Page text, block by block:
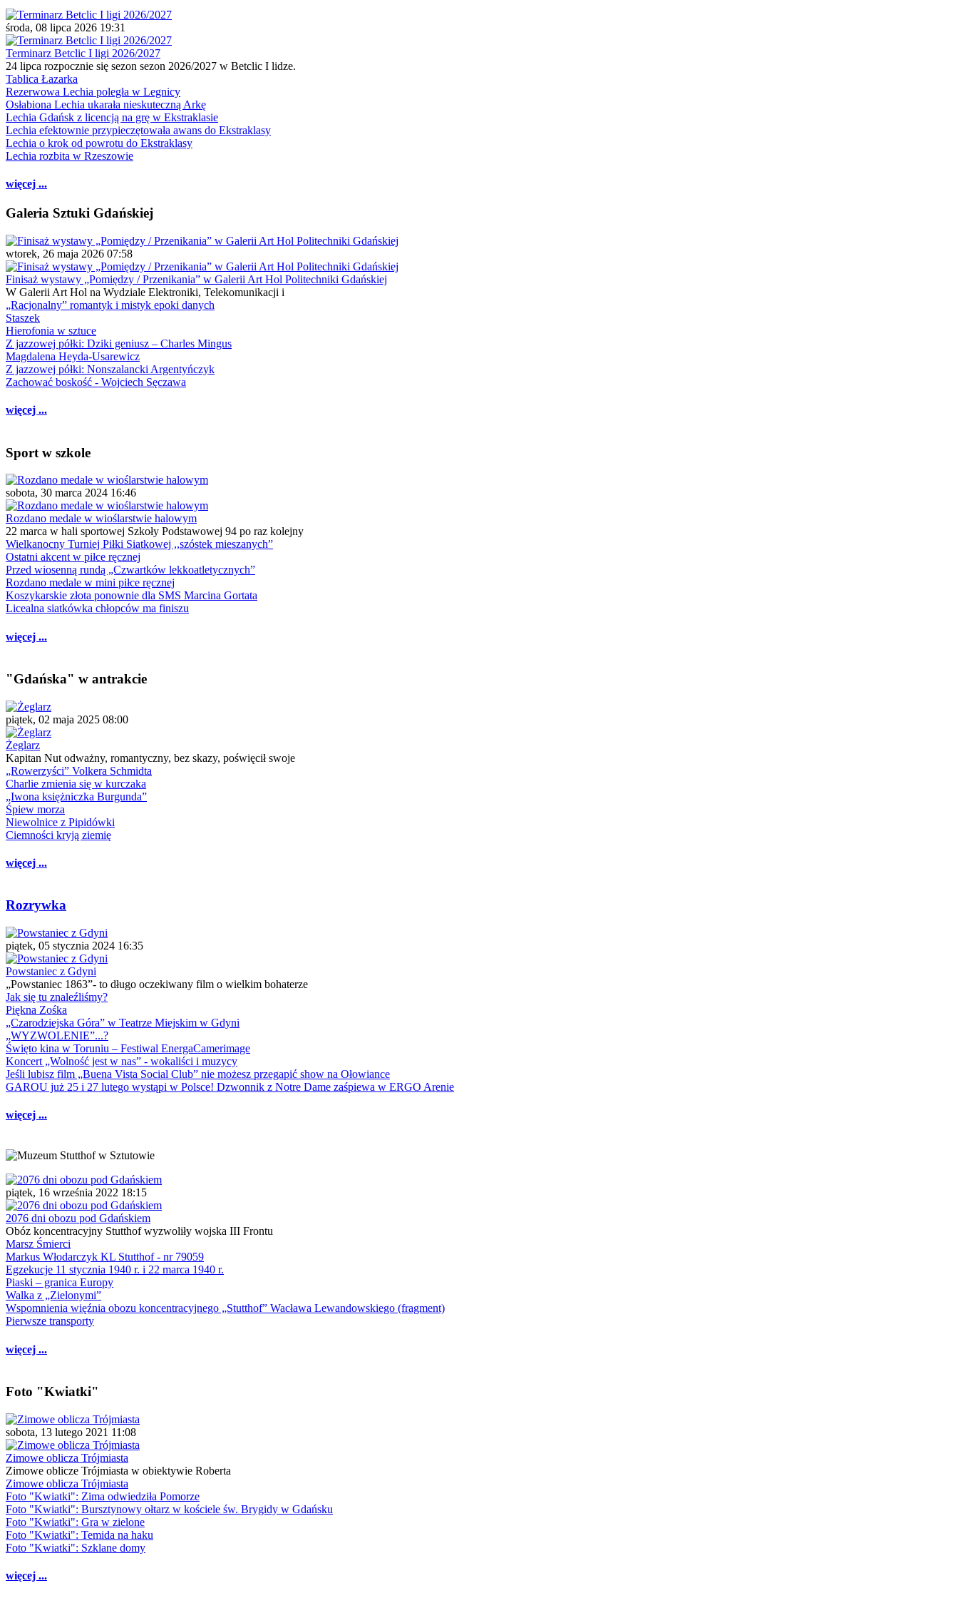
środa, 08 lipca 2026 19:31
Terminarz Betclic I ligi 2026/2027
24 lipca rozpocznie się sezon sezon 2026/2027 w Betclic I lidze.
Tablica Łazarka
Rezerwowa Lechia poległa w Legnicy
Osłabiona Lechia ukarała nieskuteczną Arkę
Lechia Gdańsk z licencją na grę w Ekstraklasie
Lechia efektownie przypieczętowała awans do Ekstraklasy
Lechia o krok od powrotu do Ekstraklasy
Lechia rozbita w Rzeszowie
więcej ...
Galeria Sztuki Gdańskiej
wtorek, 26 maja 2026 07:58
Finisaż wystawy „Pomiędzy / Przenikania” w Galerii Art Hol Politechniki Gdańskiej
W Galerii Art Hol na Wydziale Elektroniki, Telekomunikacji i
„Racjonalny” romantyk i mistyk epoki danych
Staszek
Hierofonia w sztuce
Z jazzowej półki: Dziki geniusz – Charles Mingus
Magdalena Heyda-Usarewicz
Z jazzowej półki: Nonszalancki Argentyńczyk
Zachować boskość - Wojciech Sęczawa
więcej ...
Sport w szkole
sobota, 30 marca 2024 16:46
Rozdano medale w wioślarstwie halowym
22 marca w hali sportowej Szkoły Podstawowej 94 po raz kolejny
Wielkanocny Turniej Piłki Siatkowej ,,szóstek mieszanych”
Ostatni akcent w piłce ręcznej
Przed wiosenną rundą „Czwartków lekkoatletycznych”
Rozdano medale w mini piłce ręcznej
Koszykarskie złota ponownie dla SMS Marcina Gortata
Licealna siatkówka chłopców ma finiszu
więcej ...
"Gdańska" w antrakcie
piątek, 02 maja 2025 08:00
Żeglarz
Kapitan Nut odważny, romantyczny, bez skazy, poświęcił swoje
„Rowerzyści” Volkera Schmidta
Charlie zmienia się w kurczaka
„Iwona księżniczka Burgunda”
Śpiew morza
Niewolnice z Pipidówki
Ciemności kryją ziemię
więcej ...
Rozrywka
piątek, 05 stycznia 2024 16:35
Powstaniec z Gdyni
„Powstaniec 1863”- to długo oczekiwany film o wielkim bohaterze
Jak się tu znaleźliśmy?
Piękna Zośka
„Czarodziejska Góra” w Teatrze Miejskim w Gdyni
„WYZWOLENIE”...?
Święto kina w Toruniu – Festiwal EnergaCamerimage
Koncert „Wolność jest w nas” - wokaliści i muzycy
Jeśli lubisz film „Buena Vista Social Club” nie możesz przegapić show na Ołowiance
GAROU już 25 i 27 lutego wystąpi w Polsce! Dzwonnik z Notre Dame zaśpiewa w ERGO Arenie
więcej ...
piątek, 16 września 2022 18:15
2076 dni obozu pod Gdańskiem
Obóz koncentracyjny Stutthof wyzwoliły wojska III Frontu
Marsz Śmierci
Markus Włodarczyk KL Stutthof - nr 79059
Egzekucje 11 stycznia 1940 r. i 22 marca 1940 r.
Piaski – granica Europy
Walka z „Zielonymi”
Wspomnienia więźnia obozu koncentracyjnego „Stutthof” Wacława Lewandowskiego (fragment)
Pierwsze transporty
więcej ...
Foto "Kwiatki"
sobota, 13 lutego 2021 11:08
Zimowe oblicza Trójmiasta
Zimowe oblicze Trójmiasta w obiektywie Roberta
Zimowe oblicza Trójmiasta
Foto "Kwiatki": Zima odwiedziła Pomorze
Foto "Kwiatki": Bursztynowy ołtarz w kościele św. Brygidy w Gdańsku
Foto "Kwiatki": Gra w zielone
Foto "Kwiatki": Temida na haku
Foto "Kwiatki": Szklane domy
więcej ...